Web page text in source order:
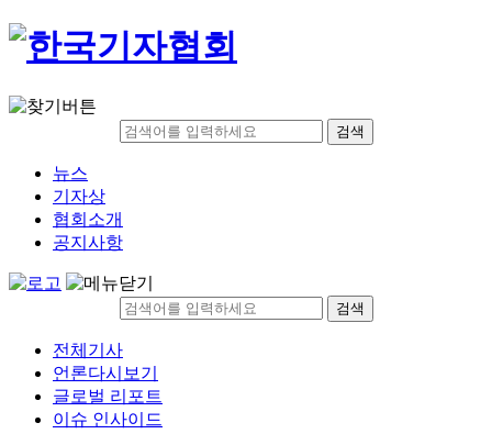
검색
뉴스
기자상
협회소개
공지사항
검색
전체기사
언론다시보기
글로벌 리포트
이슈 인사이드